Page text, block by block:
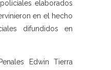
elaborados
en el hecho
difundidos en
Edwin Tierra